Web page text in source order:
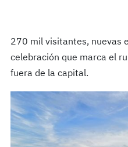
270 mil visitantes, nuevas
celebración que marca el
fuera de la capital.